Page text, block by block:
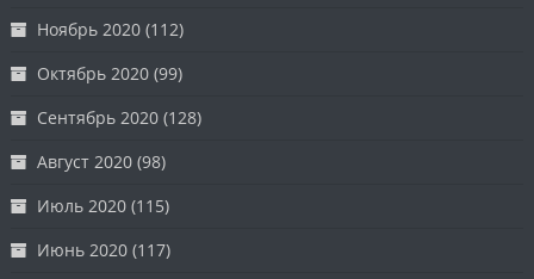
Ноябрь 2020 (112)
Октябрь 2020 (99)
Сентябрь 2020 (128)
Август 2020 (98)
Июль 2020 (115)
Июнь 2020 (117)